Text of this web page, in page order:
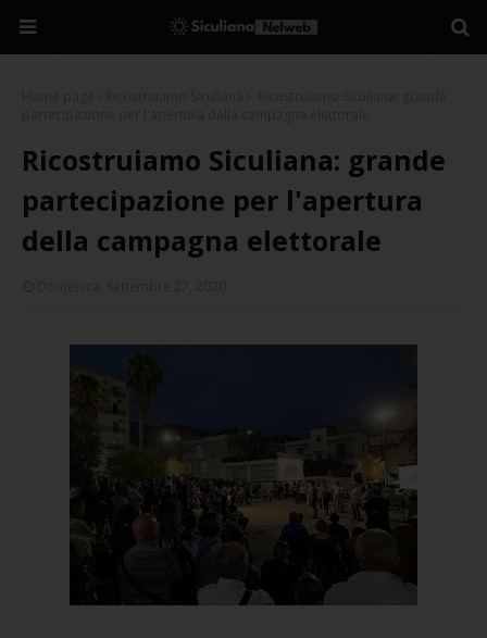
Ricostruiamo Siculiana: grande
partecipazione per l'apertura
della campagna elettorale